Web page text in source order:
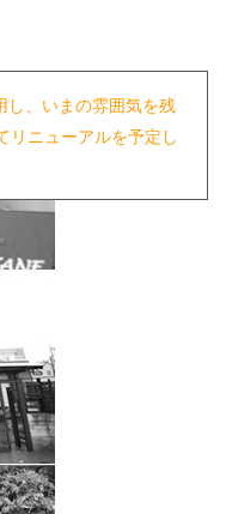
し、いまの雰囲気を残
リニューアルを予定し